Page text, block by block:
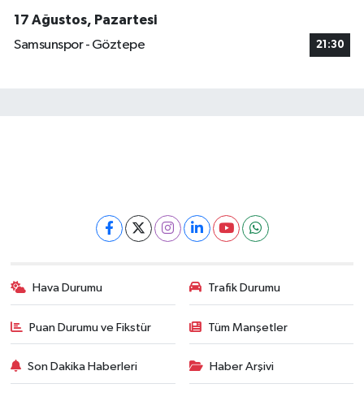
17 Ağustos, Pazartesi
Samsunspor - Göztepe
21:30
Hava Durumu Trafik Durumu
Puan Durumu ve Fikstür Tüm Manşetler
Son Dakika Haberleri Haber Arşivi